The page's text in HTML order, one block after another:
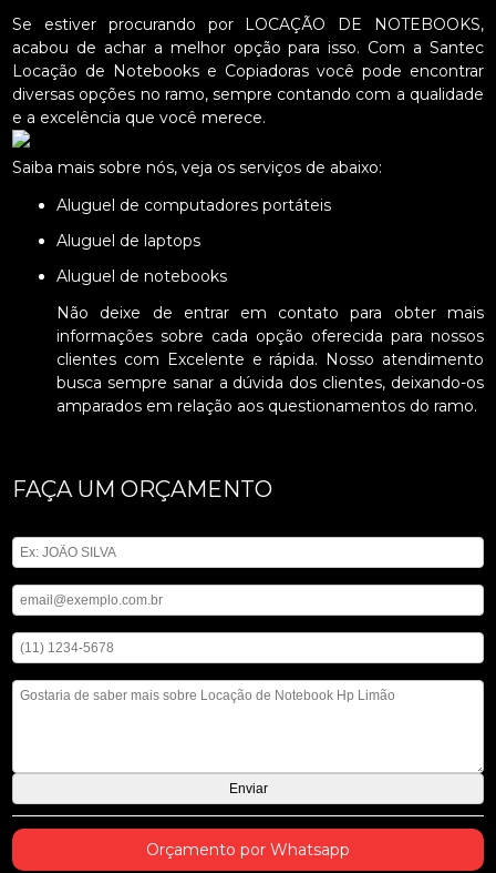
Se estiver procurando por LOCAÇÃO DE NOTEBOOKS,
acabou de achar a melhor opção para isso. Com a Santec
Locação de Notebooks e Copiadoras você pode encontrar
diversas opções no ramo, sempre contando com a qualidade
e a excelência que você merece.
Saiba mais sobre nós, veja os serviços de abaixo:
Aluguel de computadores portáteis
Aluguel de laptops
Aluguel de notebooks
Não deixe de entrar em contato para obter mais
informações sobre cada opção oferecida para nossos
clientes com Excelente e rápida. Nosso atendimento
busca sempre sanar a dúvida dos clientes, deixando-os
amparados em relação aos questionamentos do ramo.
FAÇA UM ORÇAMENTO
Orçamento por Whatsapp